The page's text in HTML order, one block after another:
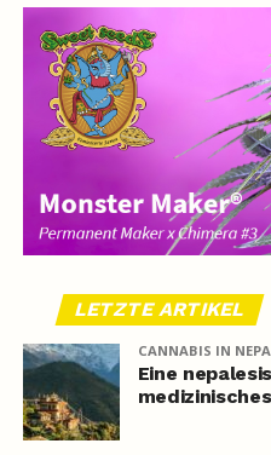
LETZTE ARTIKEL
CANNABIS IN
Eine